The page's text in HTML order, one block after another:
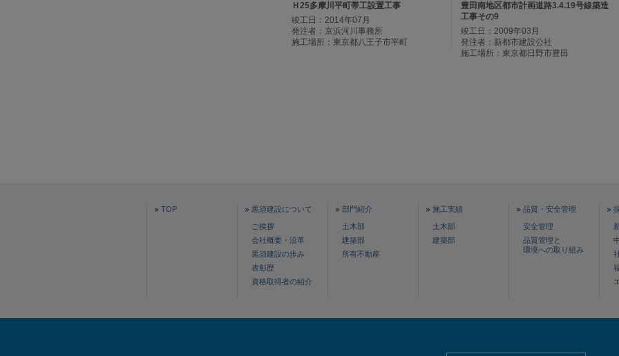
Ｈ25多摩川平町帯工設置工事
竣工日：2014年07月
発注者：京浜河川事務所
施工場所：東京都八王子市平町
豊田南地区都市計画道路3.4.19号線築造
工事その9
竣工日：2009年03月
発注者：新都市建設公社
施工場所：東京都日野市豊田
TOP 黒須建設について
ご挨拶
会社概要・沿革
黒須建設の歩み
表彰歴
資格取得者の紹介
部門紹介
土木部
建築部
所有不動産
施工実績
土木部
建築部
品質・安全管理
安全管理
品質管理と
環境への取り組み